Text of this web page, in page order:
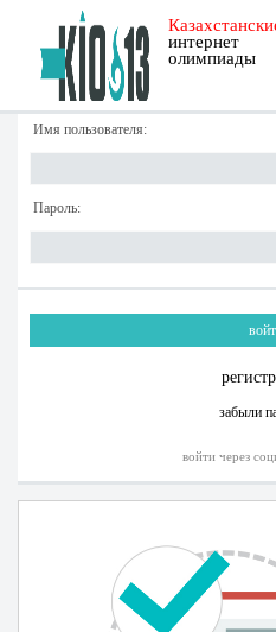
интернет
олимпиады
Имя пользователя:
Пароль:
забыли
войти через